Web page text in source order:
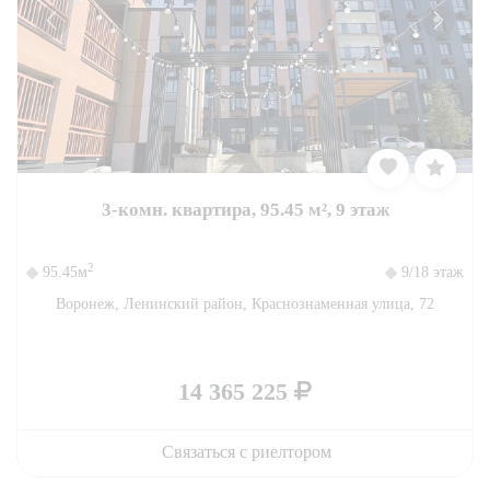
3-комн. квартира, 95.45 м², 9 этаж
95.45м2
9/18 этаж
Воронеж, Ленинский район, Краснознаменная улица, 72
14 365 225
Связаться с риелтором